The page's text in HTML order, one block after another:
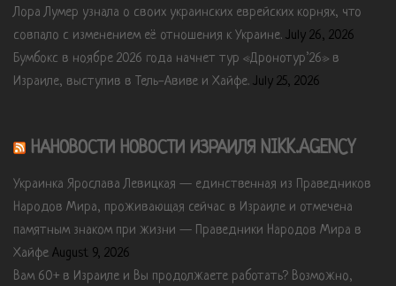
Лора Лумер узнала о своих украинских еврейских корнях, что
совпало с изменением её отношения к Украине. July 26, 2026
Бумбокс в ноябре 2026 года начнет тур «Дронотур’26» в
Израиле, выступив в Тель-Авиве и Хайфе. July 25, 2026
НАНОВОСТИ НОВОСТИ ИЗРАИЛЯ NIKK.AGENCY
Украинка Ярослава Левицкая — единственная из Праведников
Народов Мира, проживающая сейчас в Израиле и отмечена
памятным знаком при жизни — Праведники Народов Мира в
Хайфе August 9, 2026
Вам 60+ в Израиле и Вы продолжаете работать? Возможно,